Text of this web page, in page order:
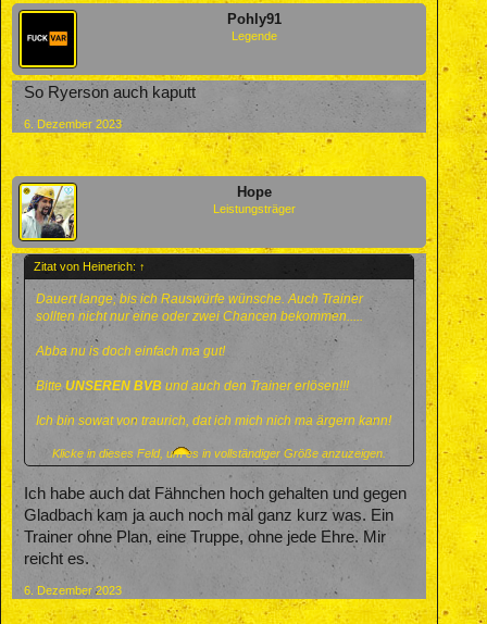
Pohly91
Legende
So Ryerson auch kaputt
6. Dezember 2023
Hope
Leistungsträger
Zitat von Heinerich: ↑
Dauert lange, bis ich Rauswürfe wünsche. Auch Trainer
sollten nicht nur eine oder zwei Chancen bekommen.....
Abba nu is doch einfach ma gut!
Bitte UNSEREN BVB und auch den Trainer erlösen!!!
Ich bin sowat von traurich, dat ich mich nich ma ärgern kann!
Sprachlos Traurich .....
Klicke in dieses Feld, um es in vollständiger Größe anzuzeigen.
Ich habe auch dat Fähnchen hoch gehalten und gegen
Gladbach kam ja auch noch mal ganz kurz was. Ein
Trainer ohne Plan, eine Truppe, ohne jede Ehre. Mir
reicht es.
6. Dezember 2023